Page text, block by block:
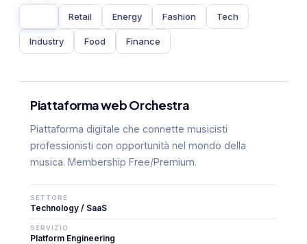
Retail Energy Fashion Tech
Industry Food Finance
Piattaforma web Orchestra
Piattaforma digitale che connette musicisti
professionisti con opportunità nel mondo della
musica. Membership Free/Premium.
SETTORE
Technology / SaaS
SERVIZIO
Platform Engineering